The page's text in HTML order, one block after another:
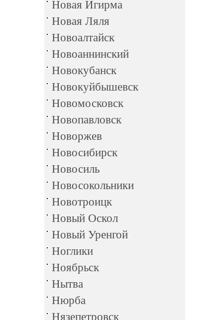
Новая Игирма
Новая Ляля
Новоалтайск
Новоаннинский
Новокубанск
Новокуйбышевск
Новомосковск
Новопавловск
Новоржев
Новосибирск
Новосиль
Новосокольники
Новотроицк
Новый Оскол
Новый Уренгой
Ноглики
Ноябрьск
Нытва
Нюрба
Нязепетровск